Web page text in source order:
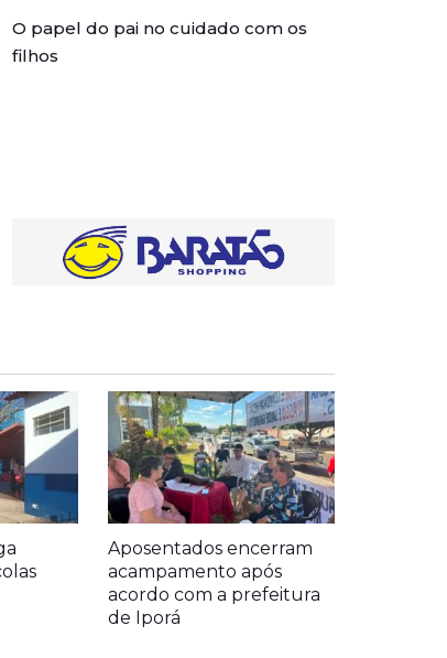
O papel do pai no cuidado com os
filhos
Aposentados encerram
acampamento após
acordo com a prefeitura
de Iporá